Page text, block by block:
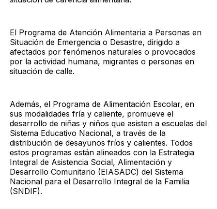
El Programa de Atención Alimentaria a Personas en
Situación de Emergencia o Desastre, dirigido a
afectados por fenómenos naturales o provocados
por la actividad humana, migrantes o personas en
situación de calle.
Además, el Programa de Alimentación Escolar, en
sus modalidades fría y caliente, promueve el
desarrollo de niñas y niños que asisten a escuelas del
Sistema Educativo Nacional, a través de la
distribución de desayunos fríos y calientes. Todos
estos programas están alineados con la Estrategia
Integral de Asistencia Social, Alimentación y
Desarrollo Comunitario (EIASADC) del Sistema
Nacional para el Desarrollo Integral de la Familia
(SNDIF).